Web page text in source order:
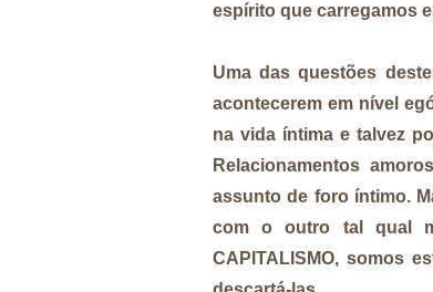
espírito que carregamos
Uma das questões
acontecerem em nível
na vida íntima e talvez
Relacionamentos
assunto de foro íntimo.
com o outro tal qual
CAPITALISMO, somos